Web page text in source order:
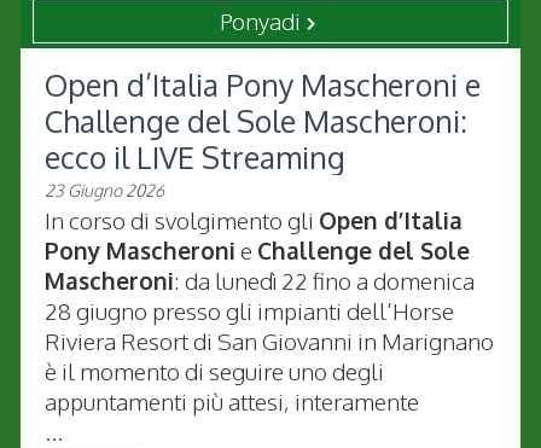
Ponyadi
Open d’Italia Pony Mascheroni e
Challenge del Sole Mascheroni:
ecco il LIVE Streaming
23 Giugno 2026
In corso di svolgimento gli Open d’Italia
Pony Mascheroni e Challenge del Sole
Mascheroni: da lunedì 22 fino a domenica
28 giugno presso gli impianti dell’Horse
Riviera Resort di San Giovanni in Marignano
è il momento di seguire uno degli
appuntamenti più attesi, interamente
...